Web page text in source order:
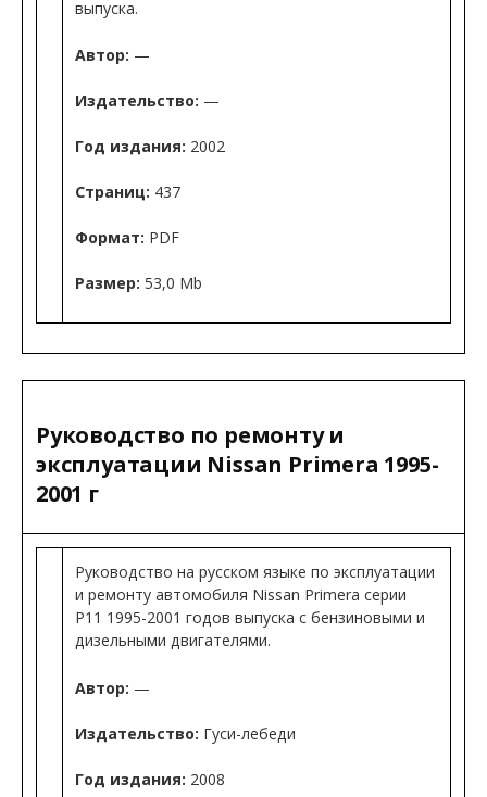
выпуска.
Автор: —
Издательство: —
Год издания: 2002
Страниц: 437
Формат: PDF
Размер: 53,0 Mb
Руководство по ремонту и
эксплуатации Nissan Primera 1995-
2001 г
Руководство на русском языке по эксплуатации
и ремонту автомобиля Nissan Primera серии
P11 1995-2001 годов выпуска с бензиновыми и
дизельными двигателями.
Автор: —
Издательство: Гуси-лебеди
Год издания: 2008